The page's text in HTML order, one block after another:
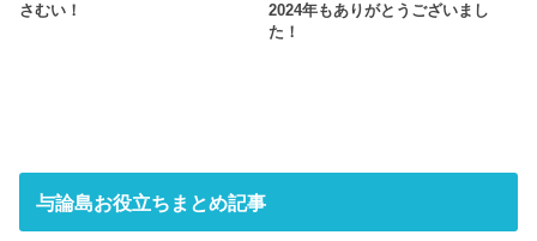
さむい！
2024年もありがとうございまし
た！
与論島お役立ちまとめ記事